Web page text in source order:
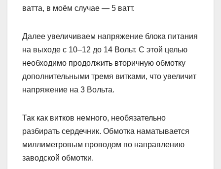
ватта, в моём случае — 5 ватт.
Далее увеличиваем напряжение блока питания
на выходе с 10–12 до 14 Вольт. С этой целью
необходимо продолжить вторичную обмотку
дополнительными тремя витками, что увеличит
напряжение на 3 Вольта.
Так как витков немного, необязательно
разбирать сердечник. Обмотка наматывается
миллиметровым проводом по направлению
заводской обмотки.